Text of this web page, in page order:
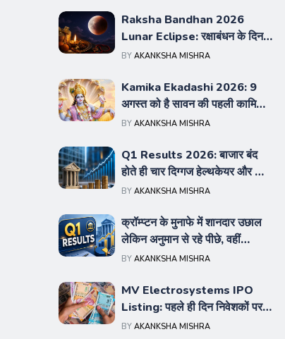
Raksha Bandhan 2026
Lunar Eclipse: रक्षाबंधन के दिन
लगेगा चंद्र ग्रहण, भारत में दिखेगा या
BY AKANKSHA MISHRA
Kamika Ekadashi 2026: 9
अगस्त को है सावन की पहली कामिका
एकादशी, भगवान विष्णु की कृपा पाने के
BY AKANKSHA MISHRA
Q1 Results 2026: बाजार बंद
होते ही चार दिग्गज हेल्थकेयर और फार्मा
कंपनियों ने जारी किए शानदार नतीजे,
BY AKANKSHA MISHRA
क्रॉम्प्टन के मुनाफे में शानदार उछाल
लेकिन अनुमान से रहे पीछे, वहीं
एचसीसी की कमाई और मार्जिन में आई
BY AKANKSHA MISHRA
MV Electrosystems IPO
Listing: पहले ही दिन निवेशकों पर
बरसे पैसे, हर शेयर पर मिला 199 रुपये
BY AKANKSHA MISHRA